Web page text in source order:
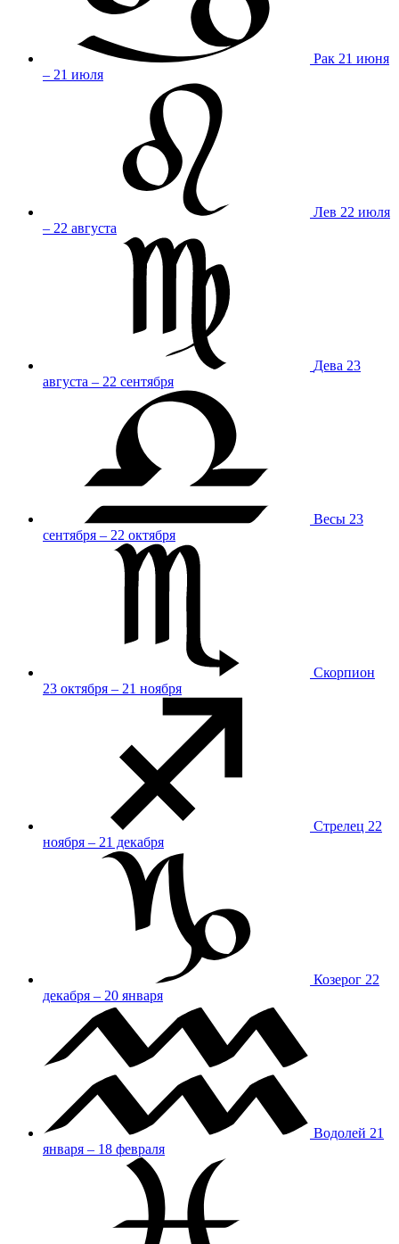
Рак 21 июня
– 21 июля
Лев 22 июля
– 22 августа
Дева 23
августа – 22 сентября
Весы 23
сентября – 22 октября
Скорпион
23 октября – 21 ноября
Стрелец 22
ноября – 21 декабря
Козерог 22
декабря – 20 января
Водолей 21
января – 18 февраля